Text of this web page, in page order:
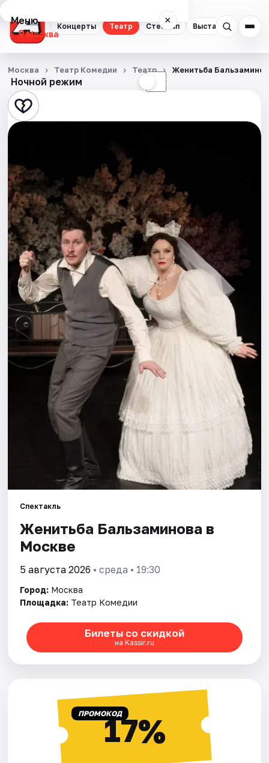
Концерты Театр Стендап Выставки
Меню ×
Москва
Концерты
Театр
Стендап
Квесты
Экскурсии
Спорт
События
Города
Площадки
Артисты
Рейтинги
Ночной режим ☾
Москва Театр Комедии Театр Женитьба
Спектакль
Женитьба Бальзаминова в
Москве
5 августа 2026 • среда • 19:30
Город: Москва
Площадка: Театр Комедии
Билеты со скидкой
на Kassir.ru
ПРОМОКОД17%